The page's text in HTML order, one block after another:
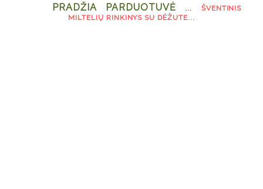
PRADŽIA PARDUOTUVĖ ...
ŠVENTINIS
MILTELIŲ RINKINYS SU DĖŽUTE...